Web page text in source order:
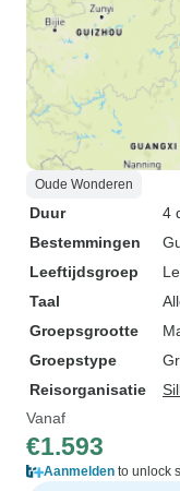
Oude Wonderen
Duur
4
Bestemmingen
Leeftijdsgroep
Taal
Groepsgrootte
Groepstype
Reisorganisatie
Vanaf
€1.593
Aanmelden to unlock